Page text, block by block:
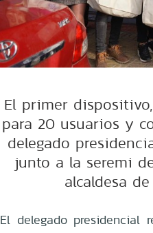
El primer
para 20 usuarios y
delegado
junto a la seremi
alcaldesa
El delegado presidencial